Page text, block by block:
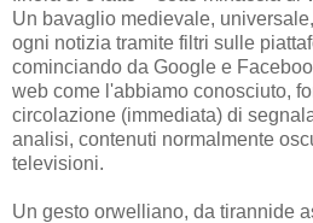
Un bavaglio medievale,
ogni notizia tramite filtri sulle
cominciando da Google e
web come l'abbiamo conosciuto,
circolazione (immediata) di
analisi, contenuti normalmente
televisioni.
Un gesto orwelliano, da tirannide